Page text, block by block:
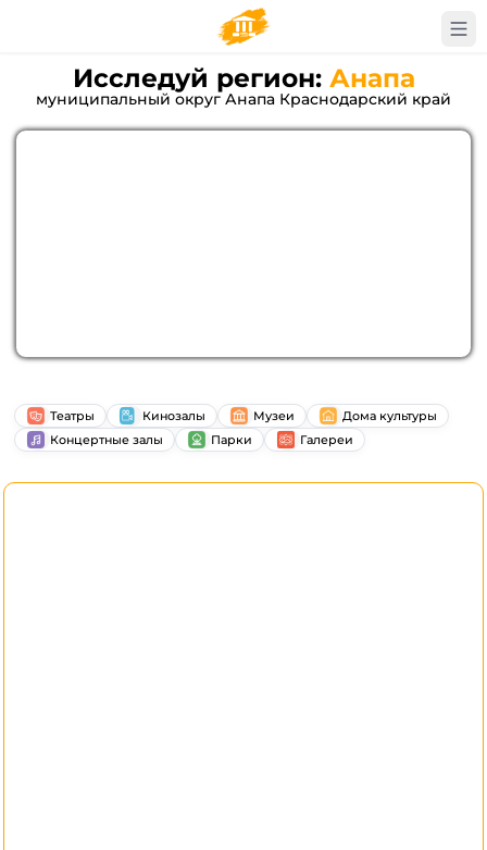
Исследуй регион: Анапа
муниципальный округ Анапа Краснодарский край
Театры Кинозалы Музеи
Дома культуры
Концертные залы
Парки Галереи